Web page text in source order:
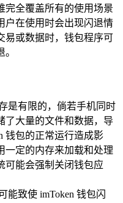
完全覆盖所有的使用场景
户在使用时会出现闪退情
易或数据时，钱包程序可
是有限的，倘若手机同时
了大量的文件和数据，导
钱包的正常运行造成影
一定的内存来加载和处理
可能会强制关闭钱包应
能致使 imToken 钱包闪